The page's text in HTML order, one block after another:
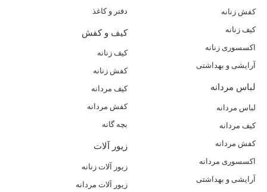
کفش زنانه
کیف زنانه
اکسسوری زنانه
آرایشی و بهداشتی
لباس مردانه
لباس مردانه
کیف مردانه
کفش مردانه
اکسسوری مردانه
آرایشی و بهداشتی
دفتر و کاغذ
کیف و کفش
کیف زنانه
کفش زنانه
کیف مردانه
کفش مردانه
بچه گانه
زیور آلات
زیور آلات زنانه
زیور آلات مردانه